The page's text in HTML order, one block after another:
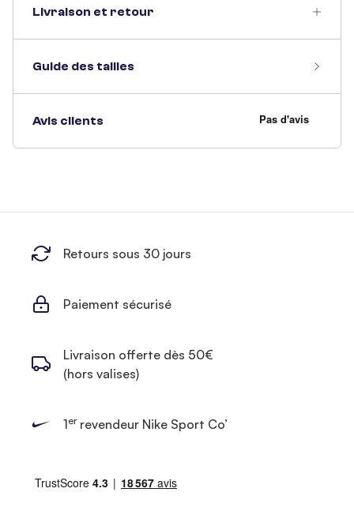
Livraison et retour
Guide des tailles
Avis clients
Retours sous 30 jours
Paiement sécurisé
Livraison offerte dès 50€
(hors valises)
1errevendeur Nike Sport Co’